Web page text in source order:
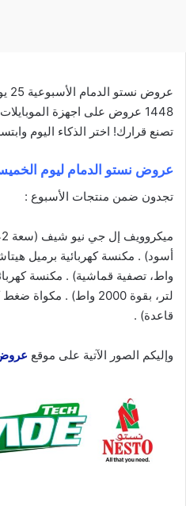
1448 عروض على اجهزة
تصنع قرارك! اختر الذكاء اليوم
عروض نستو الدمام ليوم
تجدون ضمن منتجات الأسبوع :
قاعدة) .
وإليكم الصور الآتية على موقع